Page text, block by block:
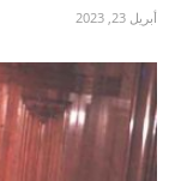
أبريل 23, 2023